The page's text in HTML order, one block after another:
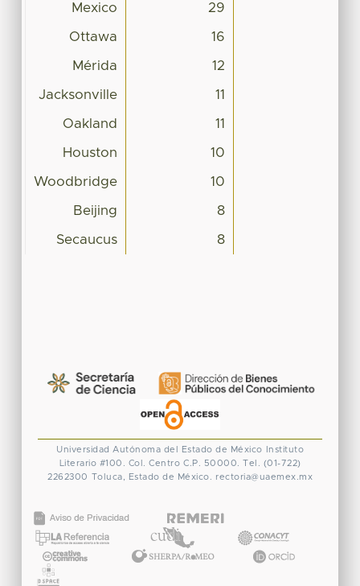
Mexico 29
Ottawa 16
Mérida 12
Jacksonville 11
Oakland 11
Houston 10
Woodbridge 10
Beijing 8
Secaucus 8
Universidad Autónoma del Estado de México
Instituto
Literario #100. Col. Centro C.P. 50000. Tel. (01-722)
2262300 Toluca, Estado de México. rectoria@uaemex.mx